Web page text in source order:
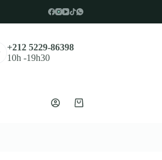
+212 5229-86398
10h -19h30
Panier